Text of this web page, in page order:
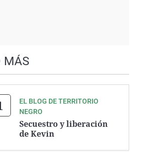
MÁS
EL BLOG DE TERRITORIO
NEGRO
Secuestro y liberación
de Kevin